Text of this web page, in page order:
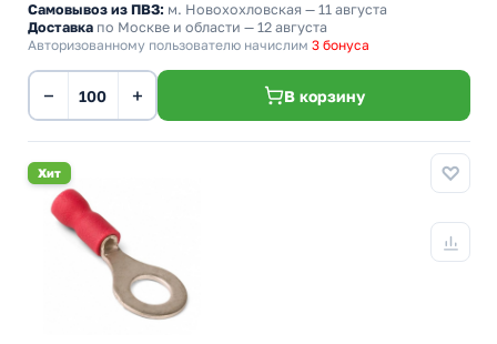
Самовывоз из ПВЗ: м. Новохохловская — 11 августа
Доставка по Москве и области — 12 августа
Авторизованному пользователю начислим 3 бонуса
− + В корзину
Хит